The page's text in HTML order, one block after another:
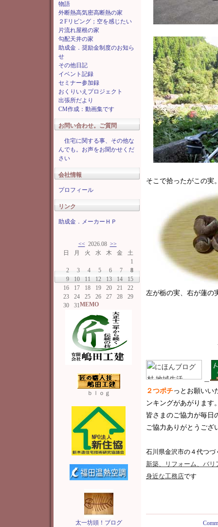
物語
外断熱高気密高断熱の家
２Fリビング；空を感じたい
片流れ屋根の家
勾配天井の家
助成金．奨励金制度のお知ら
せ
その他日記
イベント記録
セミナー参加録
おくりいえプロジェクト
出張所だより
CM作成：動画集です
お問い合わせ。ご質問
住宅に関する事、その他な
んでも。お声をお聞かせくだ
さい
会社情報
プロフィール
リンク
助成金．メーカーＨＰ
<< 2026.08 >>
日
2
9
16
23
30
月
3
10
17
24
31
火
4
11
18
25
水
5
12
19
26
木
6
13
20
27
金
7
14
21
28
土
1
8
15
22
29
MEMO
ｂｌｏｇ
太一坊頭！ブログ
そこで拾ったがこの実
左が栃の実、右が蓮の
２つポチっと お願いい
ンキングがあがります
皆さまのご協力が毎日
ご協力ありがとうござ
石川県金沢市の４代つづ
新築、リフォーム、バリ
身近な工務店です